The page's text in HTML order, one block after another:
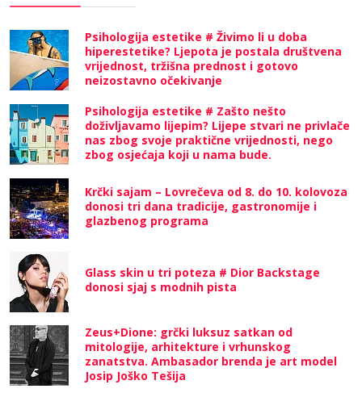
Psihologija estetike # Živimo li u doba
hiperestetike? Ljepota je postala društvena
vrijednost, tržišna prednost i gotovo
neizostavno očekivanje
Psihologija estetike # Zašto nešto
doživljavamo lijepim? Lijepe stvari ne privlače
nas zbog svoje praktične vrijednosti, nego
zbog osjećaja koji u nama bude.
Krčki sajam – Lovrečeva od 8. do 10. kolovoza
donosi tri dana tradicije, gastronomije i
glazbenog programa
Glass skin u tri poteza # Dior Backstage
donosi sjaj s modnih pista
Zeus+Dione: grčki luksuz satkan od
mitologije, arhitekture i vrhunskog
zanatstva. Ambasador brenda je art model
Josip Joško Tešija